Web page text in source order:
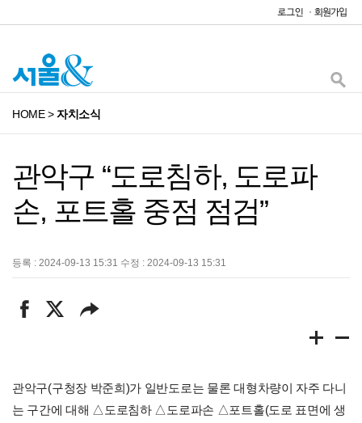
HOME>자치소식
관악구 “도로침하, 도로파
손, 포트홀 중점 점검”
등록 : 2024-09-13 15:31 수정 : 2024-09-13 15:31
관악구(구청장 박준희)가 일반도로는 물론 대형차량이 자주 다니
는 구간에 대해 △도로침하 △도로파손 △포트홀(도로 표면에 생